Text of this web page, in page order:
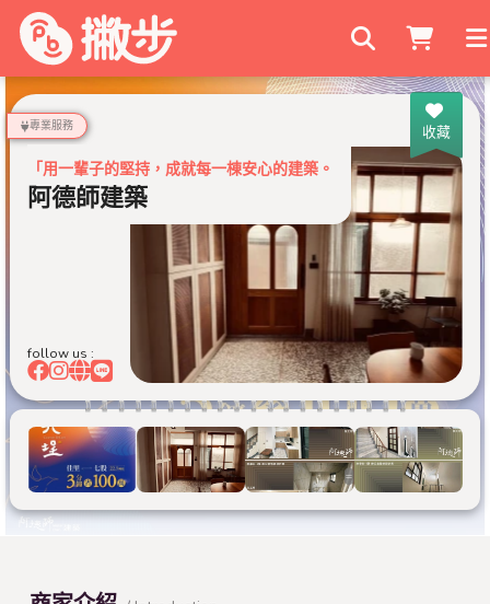
搜尋商家
收藏
專業服務
「用一輩子的堅持，成就每一棟安心的建築。」
阿德師建築
follow us :